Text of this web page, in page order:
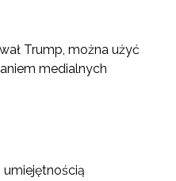
Trump, można użyć
medialnych
umiejętnością